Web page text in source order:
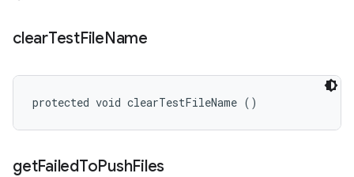
clearTestFileName
protected void clearTestFileName ()
getFailedToPushFiles